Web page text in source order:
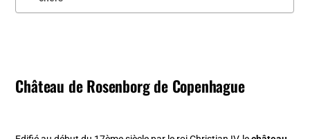
Château de Rosenborg de Copenhague